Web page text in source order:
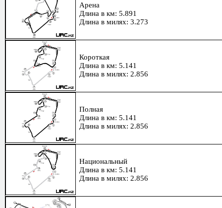
Арена
Длина в км: 5.891
Длина в милях: 3.273
Короткая
Длина в км: 5.141
Длина в милях: 2.856
Полная
Длина в км: 5.141
Длина в милях: 2.856
Национальный
Длина в км: 5.141
Длина в милях: 2.856